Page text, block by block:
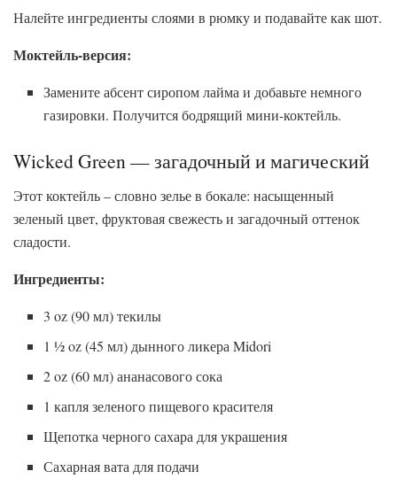
Налейте ингредиенты слоями в рюмку и подавайте как шот.
Моктейль-версия:
Замените абсент сиропом лайма и добавьте немного
газировки. Получится бодрящий мини-коктейль.
Wicked Green — загадочный и магический
Этот коктейль – словно зелье в бокале: насыщенный
зеленый цвет, фруктовая свежесть и загадочный оттенок
сладости.
Ингредиенты:
3 oz (90 мл) текилы
1 ½ oz (45 мл) дынного ликера Midori
2 oz (60 мл) ананасового сока
1 капля зеленого пищевого красителя
Щепотка черного сахара для украшения
Сахарная вата для подачи